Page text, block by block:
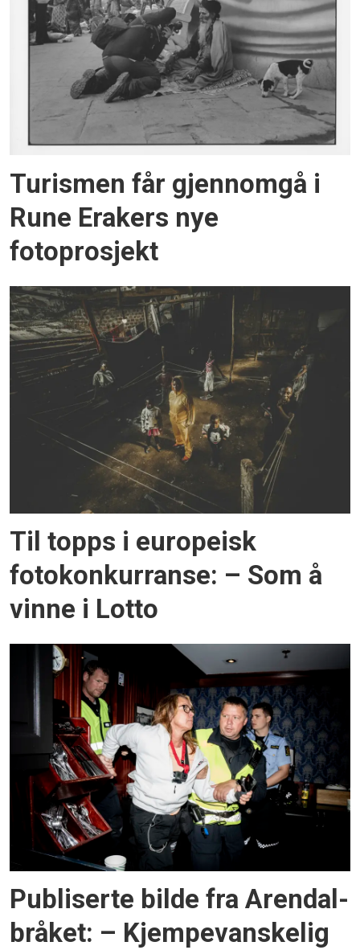
Turismen får gjennomgå i
Rune Erakers nye
fotoprosjekt
Til topps i europeisk
fotokonkurranse: – Som å
vinne i Lotto
Publiserte bilde fra Arendal-
bråket: – Kjempevanskelig